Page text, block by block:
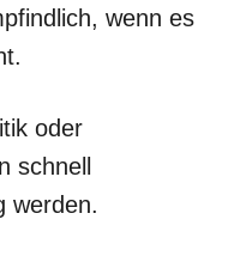
wenn es
oder
schnell
werden.